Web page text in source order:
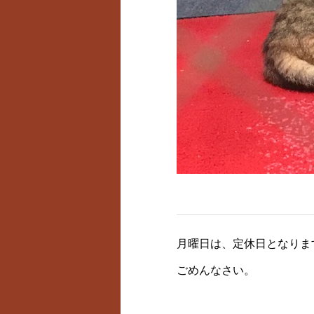
月曜日は、定休日となり
ごめんなさい。